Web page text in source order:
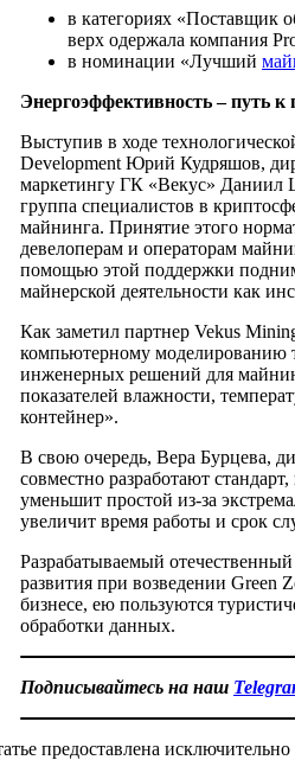
в категориях «Поставщик
верх одержала компания
в номинации «Лучший
Энергоэффективность – путь к
Выступив в ходе
Development Юрий Кудряшов,
маркетингу ГК «Векус» Даниил
группа специалистов в
майнинга. Принятие этого
девелоперам и операторам
помощью этой поддержки
майнерской деятельности как
Как заметил партнер Vekus
компьютерному моделированию
инженерных решений для
показателей влажности,
контейнер».
В свою очередь, Вера Бурцева,
совместно разработают
уменьшит простой из-за
увеличит время работы и срок
Разрабатываемый
развития при возведении Green
бизнесе, ею пользуются
обработки данных.
Подписывайтесь на наш
предоставлена